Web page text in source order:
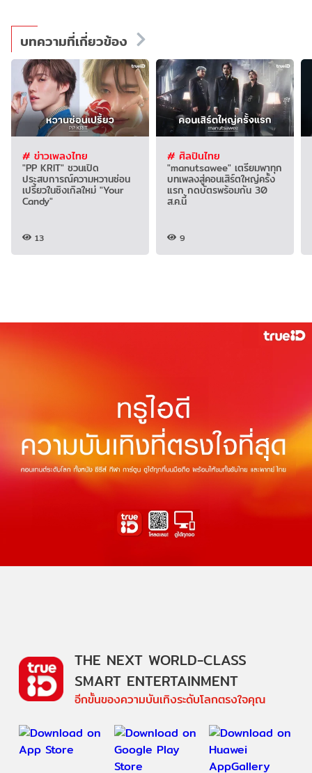
บทความที่เกี่ยวข้อง
# ข่าวเพลงไทย
"PP KRIT" ชวนเปิด
ประสบการณ์ความหวานซ่อน
เปรี้ยวในซิงเกิลใหม่ "Your
Candy"
13
# ศิลปินไทย
"manutsawee" เตรียมพาทุก
บทเพลงสู่คอนเสิร์ตใหญ่ครั้ง
แรก กดบัตรพร้อมกัน 30
ส.ค.นี้
9
THE NEXT WORLD-CLASS
SMART ENTERTAINMENT
อีกขั้นของความบันเทิงระดับโลกตรงใจคุณ